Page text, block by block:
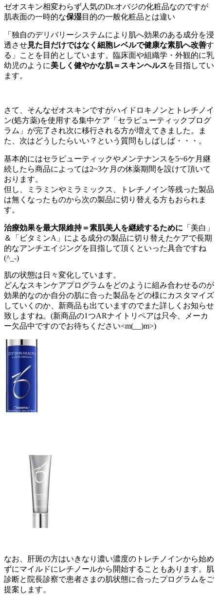
ゼオスキン相変わらず人気のDr.オバジの化粧品なのですが
肌表面の一時的な保湿目的の一般化粧品とは違い
「独自のデリバリーシステムにより肌へ効果のある成分を浸
透させ見た目だけではなく細胞レベルで健康な素肌へ改善す
る」ことを目的としています。臨床面や組織学・外観的に乳
幼児のように美しく健やかな肌＝スキンヘルスを目指してい
ます。
さて、そんなゼオスキンですがハイドロキノンとトレチノイ
ン(処方薬)を使用する集中ケア「セラピューティックプログ
ラム」が完了され次に移行される方が増えてきました。ま
た、次はどうしたらいい？という質問もしばしば・・・。
基本的にはセラピューティックやメンテナンスを5~6ケ月継
続したら商品によっては2~3ケ月の休薬期間を設けて頂いて
おります。
但し、ミラミンやミラミックス、トレチノイン等残った製品
は無くなったものから次の製品に切り替える方もおられま
す。
治療効果を最大限維持＝素肌美人を継続するために 「美白」
＆「ビタミンA」による成分の製品に切り替えたケアで長期
的なアンチエイジングを目指して頂くといった具合ですね
(^_-)
肌の状態は日々変化しています。
どんなスキンケアプログラムをどのように組み合わせるのが
効果的なのか自分の肌に合った製品をどの様にカスタマイズ
していくのか、新商品も出ていますのでまた詳しくお知らせ
致しますね。(新商品の1つARナイトリペアは只今、メーカ
ー欠品中ですのでお待ちください<m(__)m>)
なお、肝斑の方はいきなり濃い濃度のトレチノインから始め
ずにマイルドにレチノールから開始することもあります。肌
診断と院長診察で患者さまの肌状態に合ったプログラムをご
提案します。